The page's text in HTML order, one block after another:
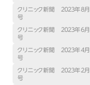
クリニック新聞 ２０２３年８月
号
クリニック新聞 ２０２３年６月
号
クリニック新聞 ２０２３年４月
号
クリニック新聞 ２０２３年２月
号